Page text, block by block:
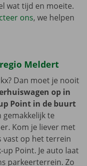
wat tijd en moeite.
ons, we helpen
Meldert
Dan moet je nooit
op in
Point in de buurt
gemakkelijk te
Kom je liever met
vast op het terrein
up Point. Je auto laat
parkeerterrein. Zo